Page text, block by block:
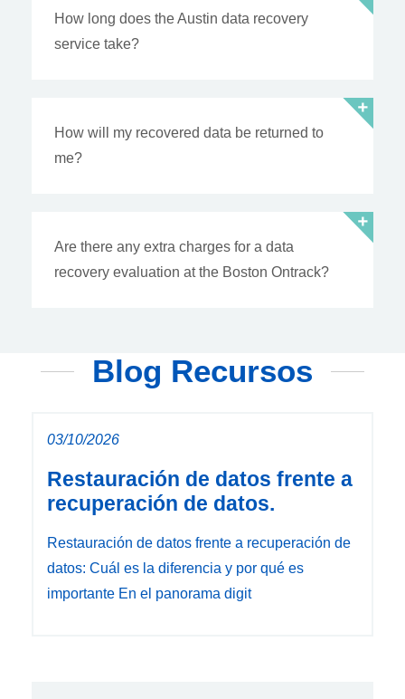
How long does the Austin data recovery
service take?
How will my recovered data be returned to
me?
Are there any extra charges for a data
recovery evaluation at the Boston Ontrack?
Blog Recursos
03/10/2026
Restauración de datos frente a
recuperación de datos.
Restauración de datos frente a recuperación de
datos: Cuál es la diferencia y por qué es
importante En el panorama digit